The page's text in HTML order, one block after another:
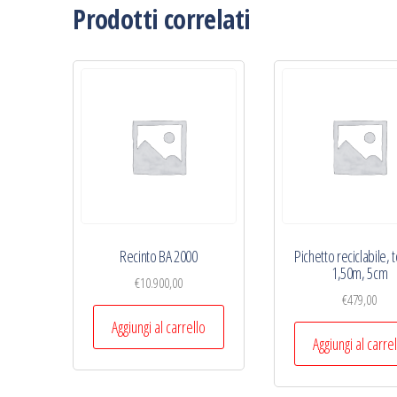
Prodotti correlati
Recinto BA 2000
€10.900,00
Aggiungi al carrello
Pichetto reciclabile,
1,50m, 5cm
€479,00
Aggiungi al